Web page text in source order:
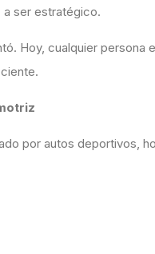
a ser estratégico.
Hoy, cualquier
por autos deportivos,